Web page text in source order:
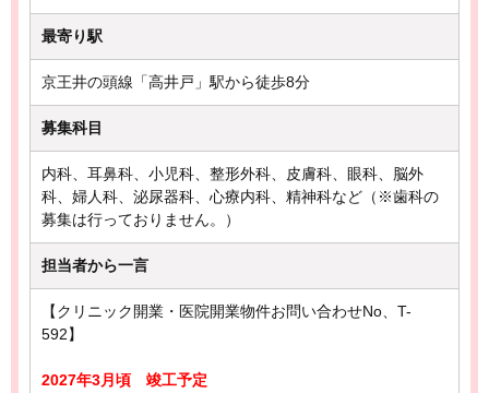
最寄り駅
京王井の頭線「高井戸」駅から徒歩8分
募集科目
内科、耳鼻科、小児科、整形外科、皮膚科、眼科、脳外
科、婦人科、泌尿器科、心療内科、精神科など（※歯科の
募集は行っておりません。）
担当者から一言
【クリニック開業・医院開業物件お問い合わせNo、T-
592】
2027年3月頃 竣工予定